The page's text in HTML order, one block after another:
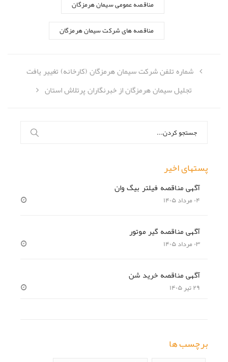
مناقصه عمومی سیمان هرمزگان
مناقصه های شرکت سیمان هرمزگان
شماره تلفن شرکت سیمان هرمزگان (کارخانه) تغییر یافت
تجلیل سیمان هرمزگان از خبرنگاران پرتلاش استان
برای:
پستهای اخیر
آگهی مناقصه فیلتر بیگ وان
۰۴ مرداد ۱۴۰۵
آگهی مناقصه گیر موتور
۰۳ مرداد ۱۴۰۵
آگهی مناقصه خرید شن
۲۹ تیر ۱۴۰۵
برچسب ها